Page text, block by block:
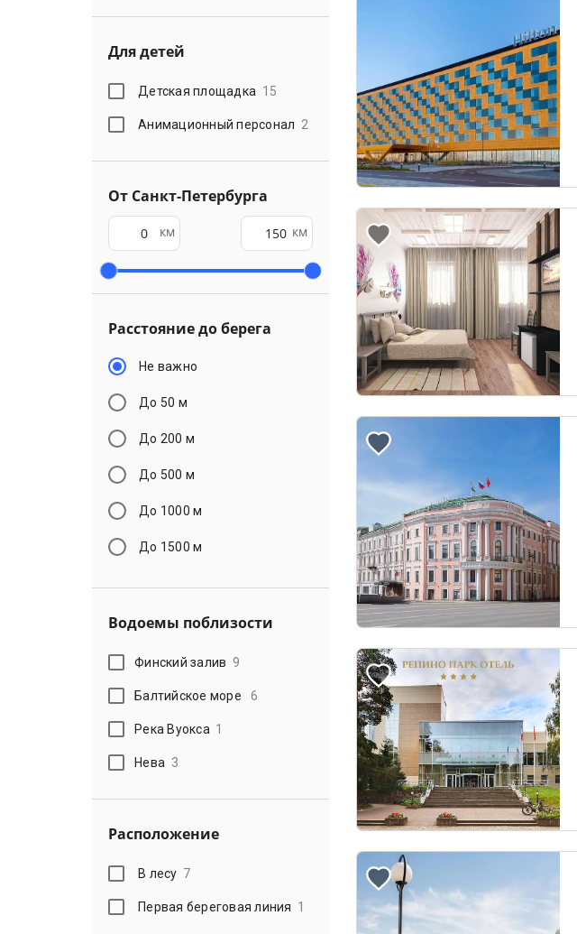
Для детей
Детская площадка 15
Анимационный персонал 2
От Санкт-Петербурга
км км
Расстояние до берега
Не важно
До 50 м
До 200 м
До 500 м
До 1000 м
До 1500 м
Водоемы поблизости
Финский залив 9
Балтийское море 6
Река Вуокса 1
Нева 3
Расположение
В лесу 7
Первая береговая линия 1